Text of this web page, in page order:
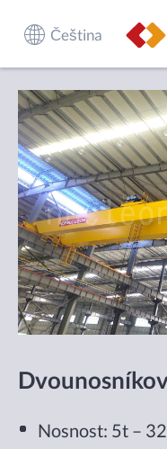
Čeština
Nosnost: 5t –